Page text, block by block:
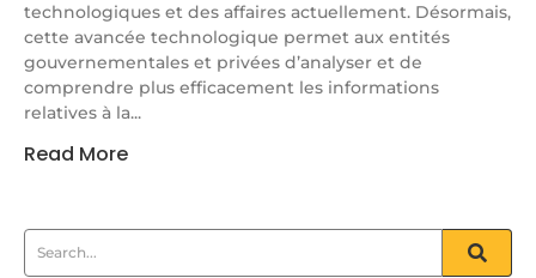
technologiques et des affaires actuellement. Désormais,
cette avancée technologique permet aux entités
gouvernementales et privées d’analyser et de
comprendre plus efficacement les informations
relatives à la...
Read More